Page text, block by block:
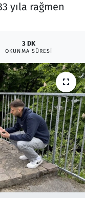
yıla rağmen
3 DK
OKUNMA SÜRESI